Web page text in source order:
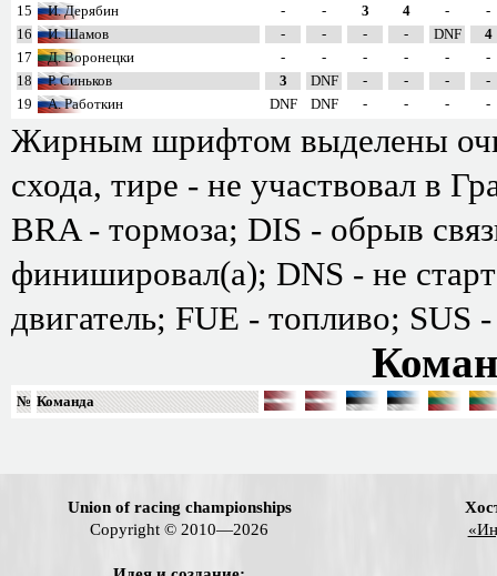
15 И. Дерябин - - 3 4 -
-
16 И. Шамов - - - - DNF
4
17 Д. Воронецки - - - - -
-
18 Р. Синьков 3 DNF - - -
-
19 А. Работкин DNF DNF - - - -
Жирным шрифтом выделены
схода, тире - не участвовал в
BRA - тормоза; DIS - обрыв
финишировал(а); DNS - не
двигатель; FUE - топливо; SUS
№ Команда
Union of racing championships
Copyright © 2010—2026